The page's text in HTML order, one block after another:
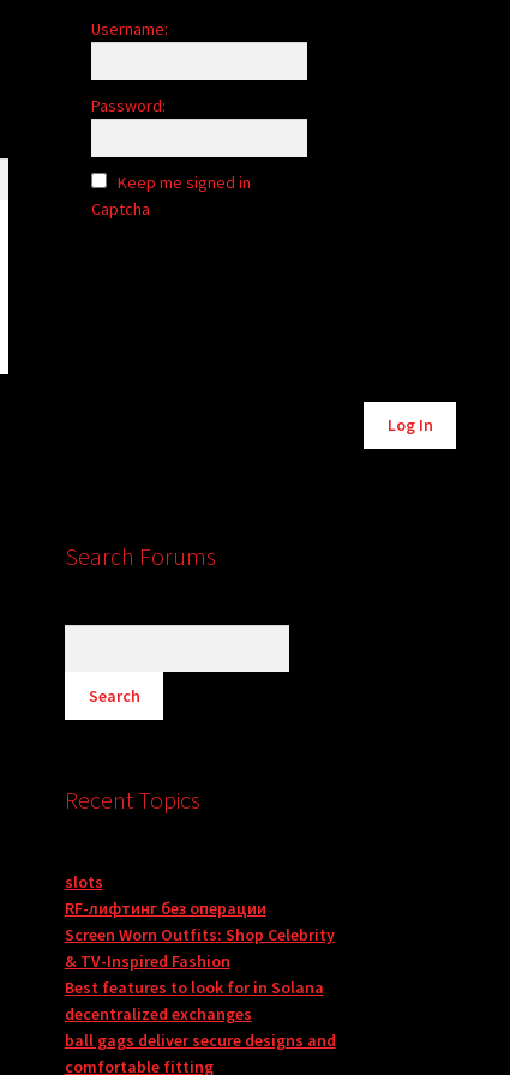
Username:
Password:
Keep me signed in
Captcha
Log In
Search Forums
Recent Topics
slots
RF-лифтинг без операции
Screen Worn Outfits: Shop Celebrity
& TV-Inspired Fashion
Best features to look for in Solana
decentralized exchanges
ball gags deliver secure designs and
comfortable fitting